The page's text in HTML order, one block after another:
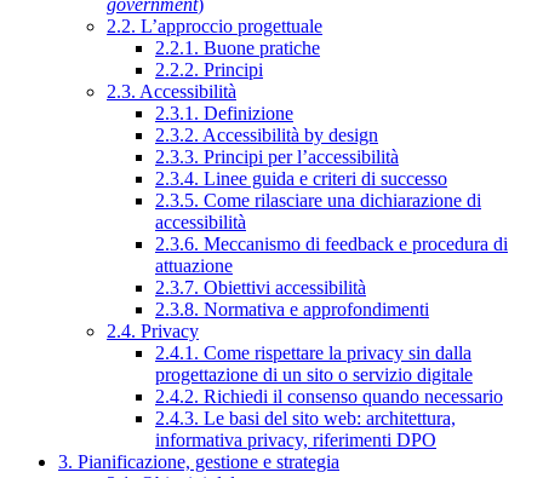
2.2. L’approccio progettuale
2.2.1. Buone pratiche
2.2.2. Principi
2.3. Accessibilità
2.3.1. Definizione
2.3.2. Accessibilità by design
2.3.3. Principi per l’accessibilità
2.3.4. Linee guida e criteri di successo
2.3.5. Come rilasciare una dichiarazione di
accessibilità
2.3.6. Meccanismo di feedback e procedura di
attuazione
2.3.7. Obiettivi accessibilità
2.3.8. Normativa e approfondimenti
2.4. Privacy
2.4.1. Come rispettare la privacy sin dalla
progettazione di un sito o servizio digitale
2.4.2. Richiedi il consenso quando necessario
2.4.3. Le basi del sito web: architettura,
informativa privacy, riferimenti DPO
3. Pianificazione, gestione e strategia